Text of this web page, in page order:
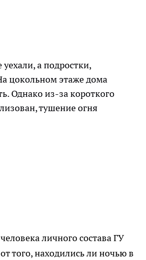
а подростки,
цокольном этаже дома
Однако из-за короткого
тушение огня
личного состава ГУ
того, находились ли ночью в